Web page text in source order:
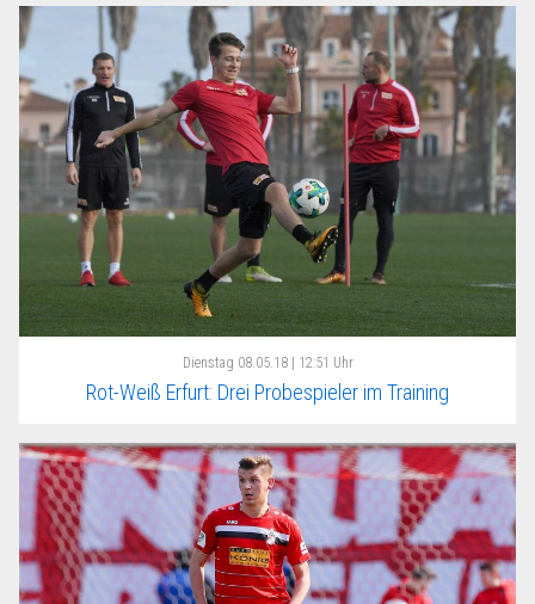
Dienstag 08.05.18 | 12:51 Uhr
Rot-Weiß Erfurt: Drei Probespieler im Training